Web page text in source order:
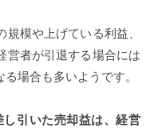
模や上げている利益、
営者が引退する場合には
場合も多いようです。
引いた売却益は、経営